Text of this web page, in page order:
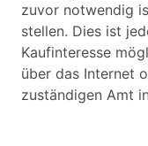
zuvor notwendig
stellen. Dies ist
Kaufinteresse
über das Internet
zuständigen Amt